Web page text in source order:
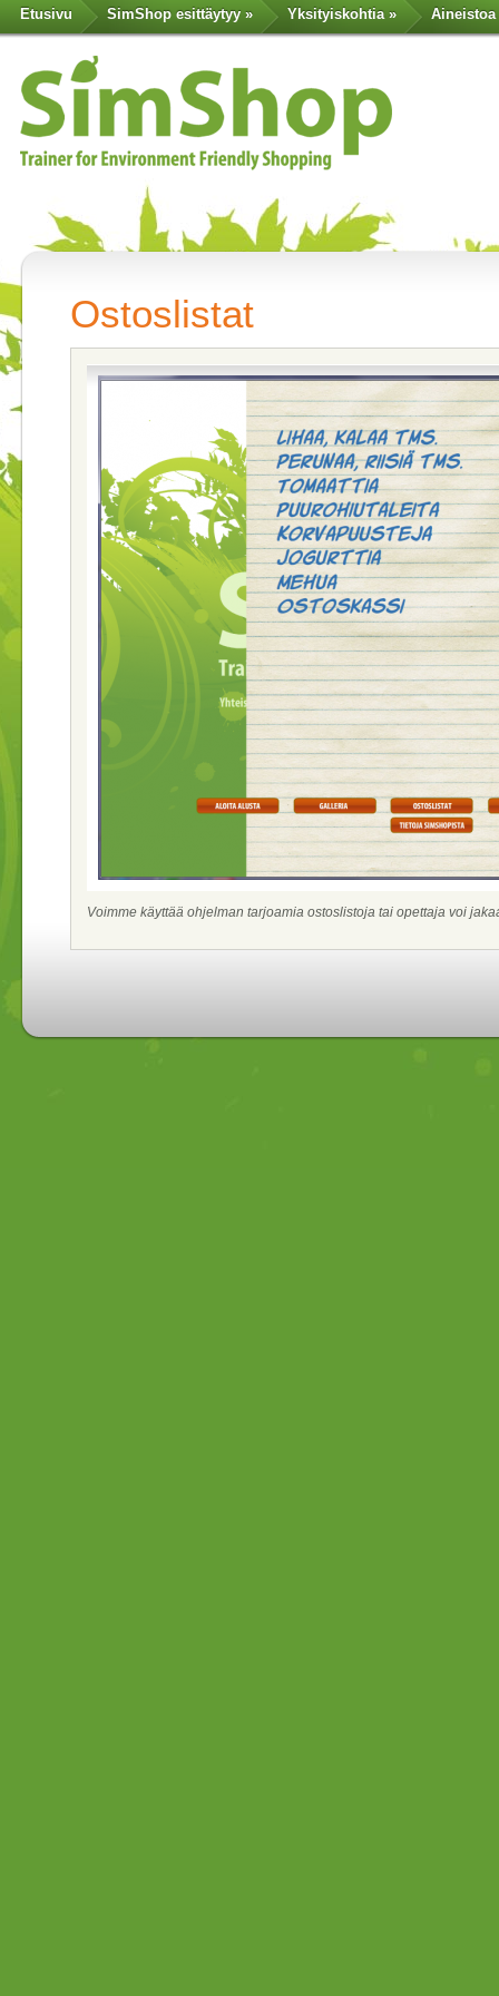
Etusivu SimShop esittäytyy » Yksityiskohtia» Aineistoa
Ostoslistat
Voimme käyttää ohjelman tarjoamia ostoslistoja tai opettaja voi